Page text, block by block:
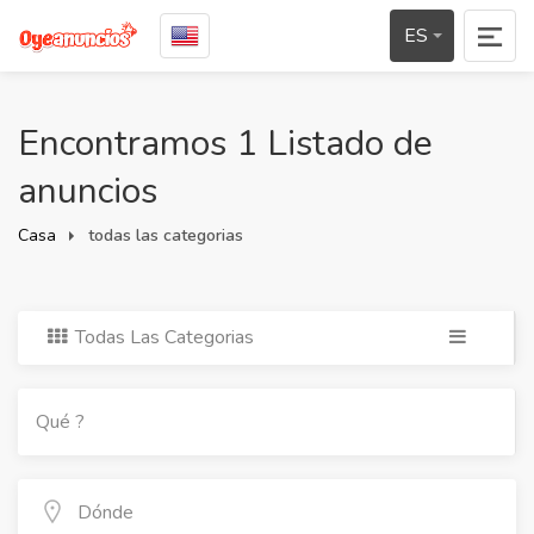
ES
Encontramos 1 Listado de
anuncios
Casa todas las categorias
Todas Las Categorias